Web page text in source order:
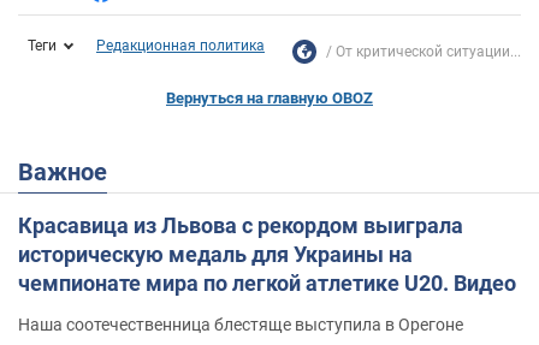
Теги Редакционная политика От критической ситуации...
Вернуться на главную OBOZ
Важное
Красавица из Львова с рекордом выиграла
историческую медаль для Украины на
чемпионате мира по легкой атлетике U20. Видео
Наша соотечественница блестяще выступила в Орегоне